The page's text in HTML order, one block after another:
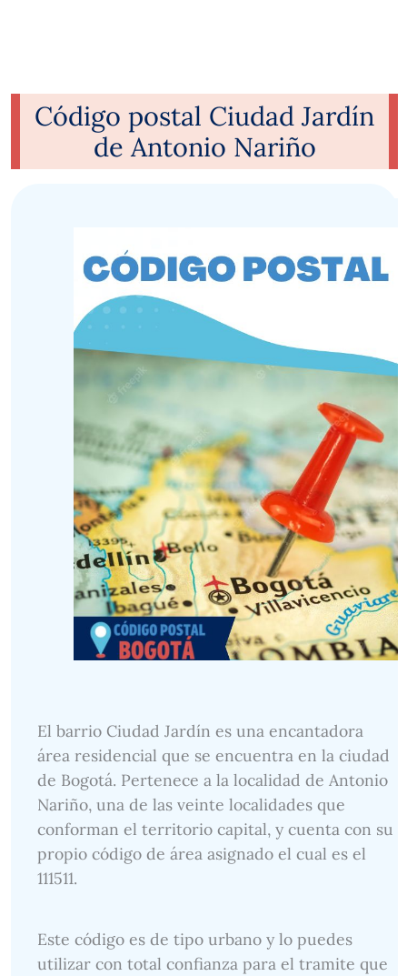
Código postal Ciudad Jardín
de Antonio Nariño
El barrio Ciudad Jardín es una encantadora
área residencial que se encuentra en la ciudad
de Bogotá. Pertenece a la localidad de Antonio
Nariño, una de las veinte localidades que
conforman el territorio capital, y cuenta con su
propio código de área asignado el cual es el
111511.
Este código es de tipo urbano y lo puedes
utilizar con total confianza para el tramite que